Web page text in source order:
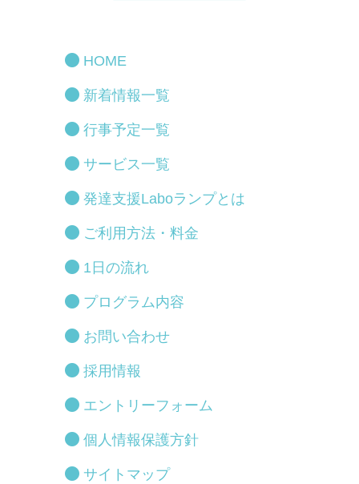
HOME
新着情報一覧
行事予定一覧
サービス一覧
発達支援Laboランプとは
ご利用方法・料金
1日の流れ
プログラム内容
お問い合わせ
採用情報
エントリーフォーム
個人情報保護方針
サイトマップ